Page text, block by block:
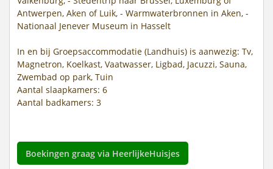
Antwerpen, Aken of Luik, - Warmwaterbronnen in Aken, -
Nationaal Jenever Museum in Hasselt
In en bij Groepsaccommodatie (Landhuis) is aanwezig: Tv,
Magnetron, Koelkast, Vaatwasser, Ligbad, Jacuzzi, Sauna,
Zwembad op park, Tuin
Aantal slaapkamers: 6
Aantal badkamers: 3
Boekingen graag via HeerlijkeHuisjes